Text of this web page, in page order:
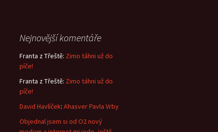
Nejnovější komentáře
Franta z Třeště: Zimo táhni už do
píče!
Franta z Třeště: Zimo táhni už do
píče!
David Havlíček: Ahasver Pavla Vrby
Objednal jsem si od O2 nový